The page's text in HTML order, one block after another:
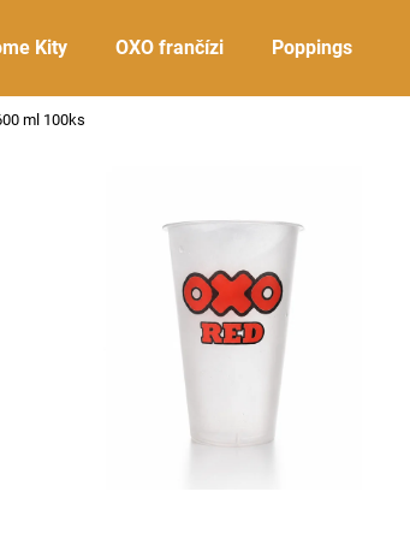
Kity OXO frančízi Poppings
ml 100ks
Čo potrebujete nájsť?
HĽADAŤ
Odporúčame